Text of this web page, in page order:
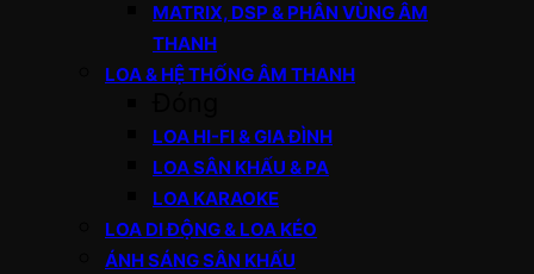
MATRIX, DSP & PHÂN VÙNG ÂM
THANH
LOA & HỆ THỐNG ÂM THANH
LOA HI-FI & GIA ĐÌNH
LOA SÂN KHẤU & PA
LOA KARAOKE
LOA DI ĐỘNG & LOA KÉO
ÁNH SÁNG SÂN KHẤU